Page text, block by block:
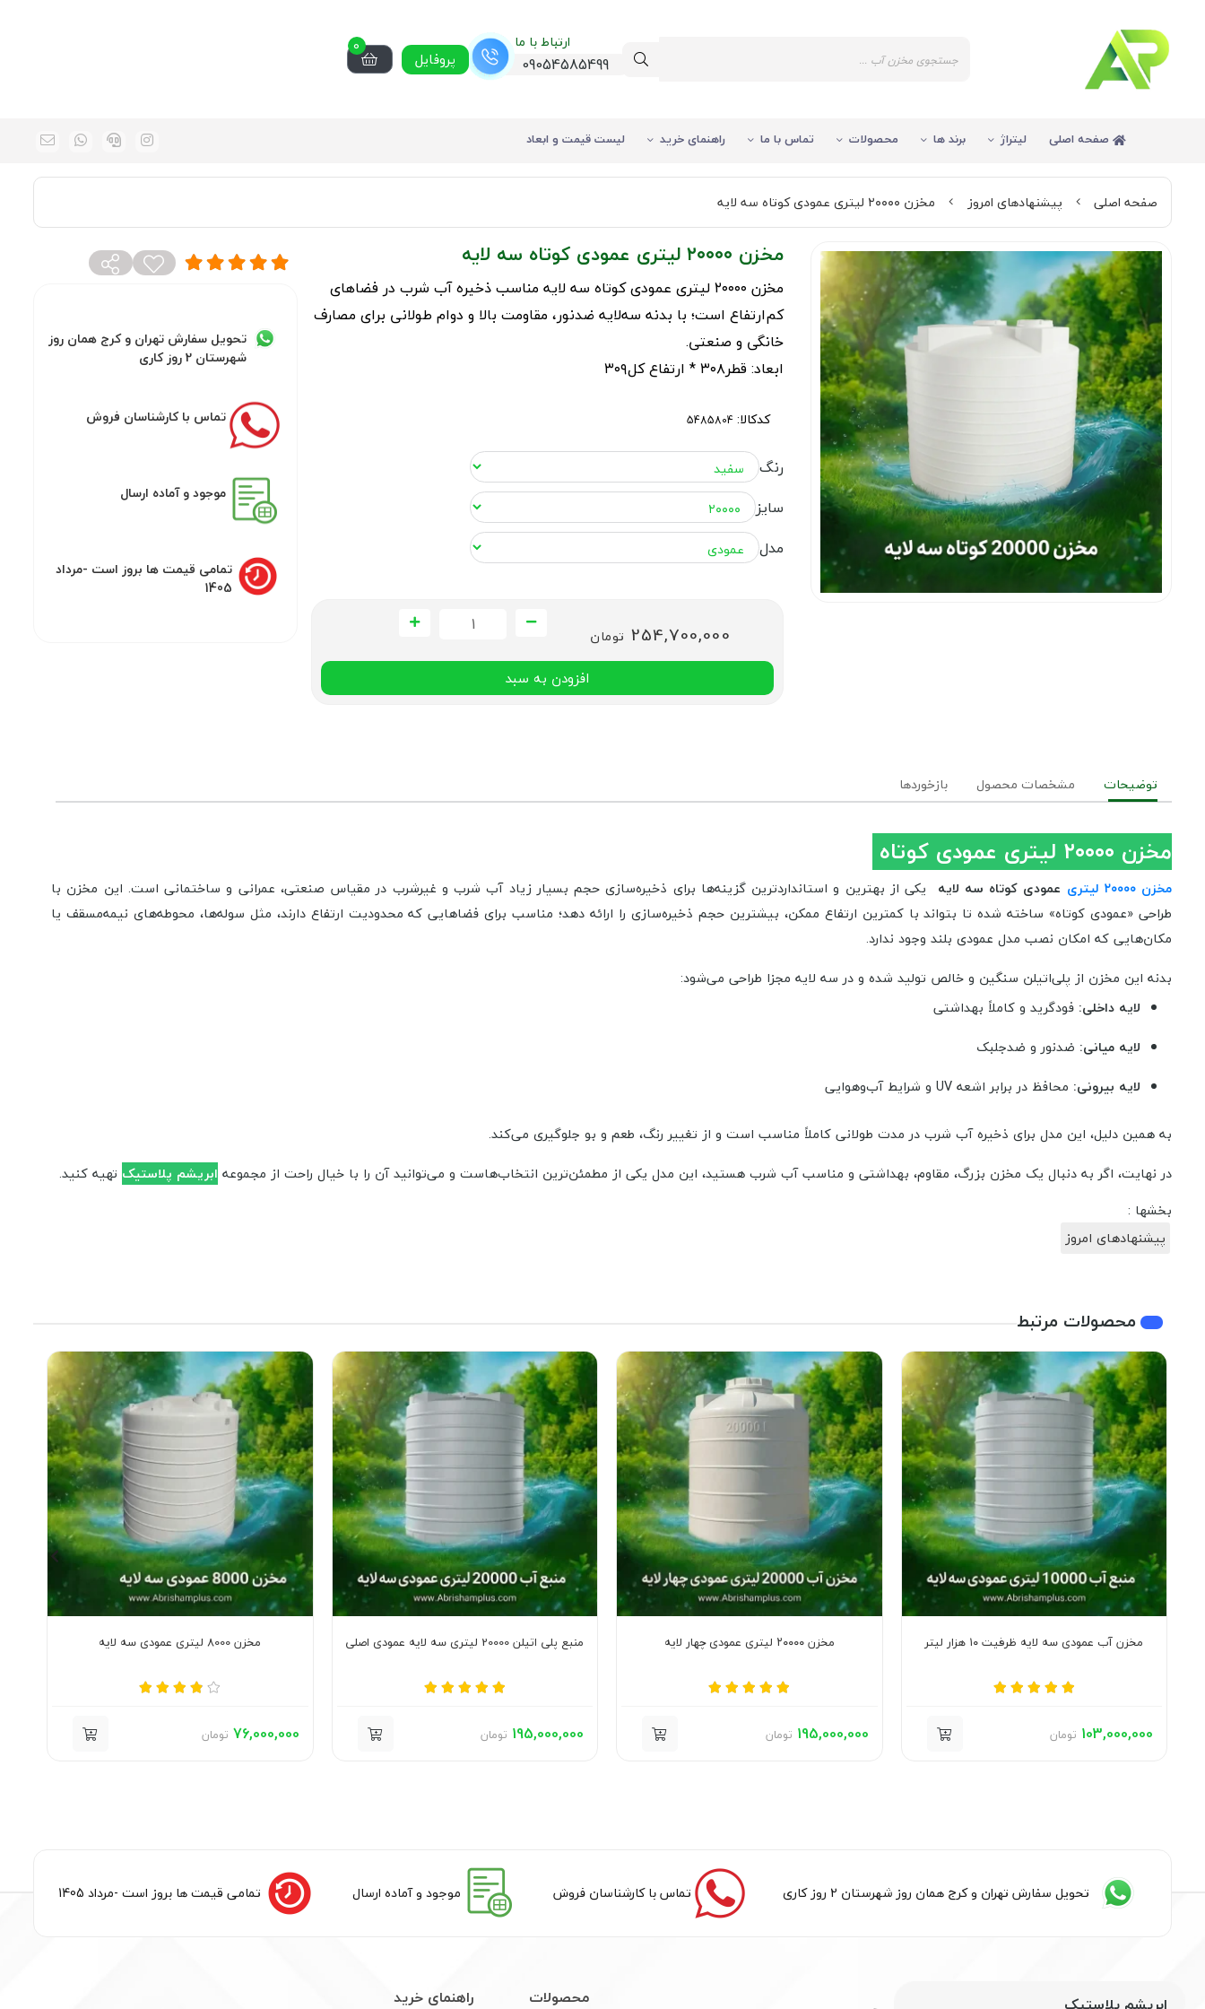
ارتباط با ما
09054585499 پروفایل
0
صفحه اصلی لیتراژ برند ها محصولات تماس با ما راهنمای خرید لیست قیمت و ابعاد
صفحه اصلی پیشنهادهای امروز مخزن ۲۰۰۰۰ لیتری عمودی کوتاه سه لایه
مخزن ۲۰۰۰۰ لیتری عمودی کوتاه سه لایه
مخزن ۲۰۰۰۰ لیتری عمودی کوتاه سه‌ لایه مناسب ذخیره آب شرب در فضاهای
کم‌ارتفاع است؛ با بدنه سه‌لایه ضدنور، مقاومت بالا و دوام طولانی برای مصارف
خانگی و صنعتی.
ابعاد: قطر۳۰۸ * ارتفاع کل۳۰۹
کدکالا:
رنگ
سایز
مدل
254,700,000 تومان
افزودن به سبد
تحویل سفارش تهران و کرج همان روز
شهرستان 2 روز کاری
تماس با کارشناسان فروش
موجود و آماده ارسال
تمامی قیمت ها بروز است -مرداد
1405
توضیحات مشخصات محصول بازخوردها
مخزن ۲۰۰۰۰ لیتری عمودی کوتاه
مخزن ۲۰۰۰۰ لیتری عمودی کوتاه سه‌ لایه یکی از بهترین و استانداردترین گزینه‌ها برای ذخیره‌سازی حجم بسیار زیاد آب شرب و غیرشرب در مقیاس صنعتی، عمرانی و ساختمانی است. این مخزن با
طراحی «عمودی کوتاه» ساخته شده تا بتواند با کمترین ارتفاع ممکن، بیشترین حجم ذخیره‌سازی را ارائه دهد؛ مناسب برای فضاهایی که محدودیت ارتفاع دارند، مثل سوله‌ها، محوطه‌های نیمه‌مسقف یا
مکان‌هایی که امکان نصب مدل عمودی بلند وجود ندارد.
بدنه این مخزن از پلی‌اتیلن سنگین و خالص تولید شده و در سه لایه مجزا طراحی می‌شود:
لایه داخلی: فودگرید و کاملاً بهداشتی
لایه میانی: ضدنور و ضدجلبک
لایه بیرونی: محافظ در برابر اشعه UV و شرایط آب‌وهوایی
به همین دلیل، این مدل برای ذخیره آب شرب در مدت طولانی کاملاً مناسب است و از تغییر رنگ، طعم و بو جلوگیری می‌کند.
در نهایت، اگر به دنبال یک مخزن بزرگ، مقاوم، بهداشتی و مناسب آب شرب هستید، این مدل یکی از مطمئن‌ترین انتخاب‌هاست و می‌توانید آن را با خیال راحت از مجموعه ابریشم پلاستیک تهیه کنید.
بخشها :
پیشنهادهای امروز
محصولات مرتبط
مخزن آب عمودی سه لایه ظرفیت ۱۰ هزار لیتر
103,000,000 تومان
مخزن ۲۰۰۰۰ لیتری عمودی چهار لایه
195,000,000 تومان
منبع پلی اتیلن 20000 لیتری سه لایه عمودی اصلی
195,000,000 تومان
مخزن 8000 لیتری عمودی سه لایه
76,000,000 تومان
تحویل سفارش تهران و کرج همان روز شهرستان 2 روز کاری تماس با کارشناسان فروش موجود و آماده ارسال تمامی قیمت ها بروز است -مرداد 1405
محصولات راهنمای خرید